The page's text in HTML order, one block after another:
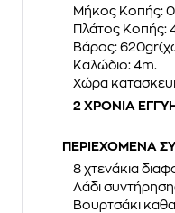
Μήκος Κοπής:
Πλάτος Κοπής:
Βάρος:
Καλώδιο: 4m.
Χώρα
2 ΧΡΟΝΙΑ
ΠΕΡΙΕΧΟΜΕΝΑ
8 χτενάκια
Λάδι
Βουρτσάκι